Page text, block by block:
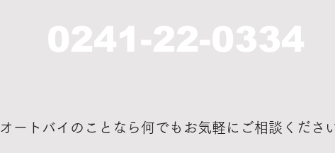
0241-22-0334
オートバイのことなら何でもお気軽にご相談くださ